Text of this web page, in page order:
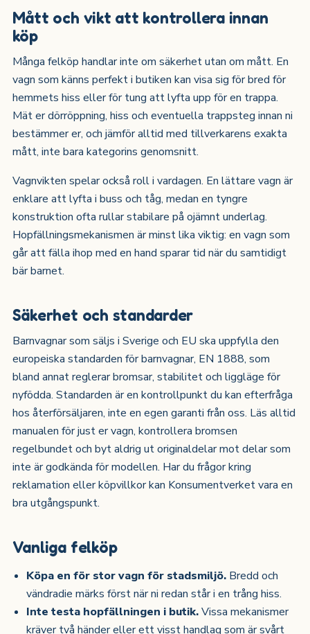
Mått och vikt att kontrollera innan
köp
Många felköp handlar inte om säkerhet utan om mått. En
vagn som känns perfekt i butiken kan visa sig för bred för
hemmets hiss eller för tung att lyfta upp för en trappa.
Mät er dörröppning, hiss och eventuella trappsteg innan ni
bestämmer er, och jämför alltid med tillverkarens exakta
mått, inte bara kategorins genomsnitt.
Vagnvikten spelar också roll i vardagen. En lättare vagn är
enklare att lyfta i buss och tåg, medan en tyngre
konstruktion ofta rullar stabilare på ojämnt underlag.
Hopfällningsmekanismen är minst lika viktig: en vagn som
går att fälla ihop med en hand sparar tid när du samtidigt
bär barnet.
Säkerhet och standarder
Barnvagnar som säljs i Sverige och EU ska uppfylla den
europeiska standarden för barnvagnar, EN 1888, som
bland annat reglerar bromsar, stabilitet och liggläge för
nyfödda. Standarden är en kontrollpunkt du kan efterfråga
hos återförsäljaren, inte en egen garanti från oss. Läs alltid
manualen för just er vagn, kontrollera bromsen
regelbundet och byt aldrig ut originaldelar mot delar som
inte är godkända för modellen. Har du frågor kring
reklamation eller köpvillkor kan Konsumentverket vara en
bra utgångspunkt.
Vanliga felköp
Köpa en för stor vagn för stadsmiljö. Bredd och
vändradie märks först när ni redan står i en trång hiss.
Inte testa hopfällningen i butik.Vissa mekanismer
kräver två händer eller ett visst handlag som är svårt